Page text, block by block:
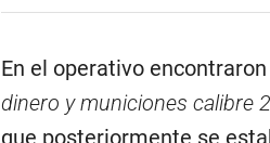
En el operativo
dinero y municiones calibre
que posteriormente se